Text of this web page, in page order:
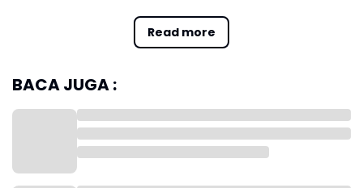
Read more
bersama stakeholder terkait
Pengecekan ini merupakan bagian dari pelaksanaan
tugas Satgas Sapu Bersih Pelanggaran Harga
BACA JUGA :